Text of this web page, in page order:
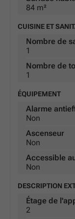
téléphone pour
potentialités
à Izegem.
* Ce texte est généré à
84 m²
CUISINE ET
Nombre de
1
Nombre de
1
ÉQUIPEMENT
Alarme
Non
Ascenseur
Non
Accessible
Non
DESCRIPTION
Étage de
2